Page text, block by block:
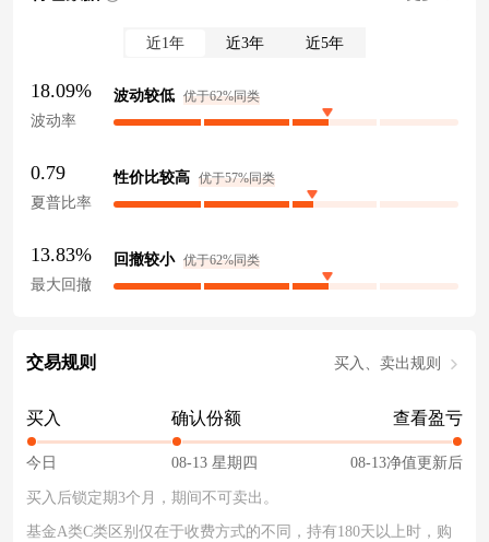
近1年 近3年 近5年
18.09%
波动率
波动较低 优于62%同类
0.79
夏普比率
性价比较高 优于57%同类
13.83%
最大回撤
回撤较小 优于62%同类
交易规则 买入、卖出规则
买入
今日
确认份额
08-13 星期四
查看盈亏
08-13净值更新后
买入后锁定期3个月，期间不可卖出。
基金A类C类区别仅在于收费方式的不同，持有180天以上时，购